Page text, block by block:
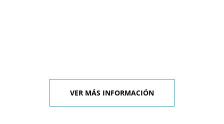
VER MÁS INFORMACIÓN